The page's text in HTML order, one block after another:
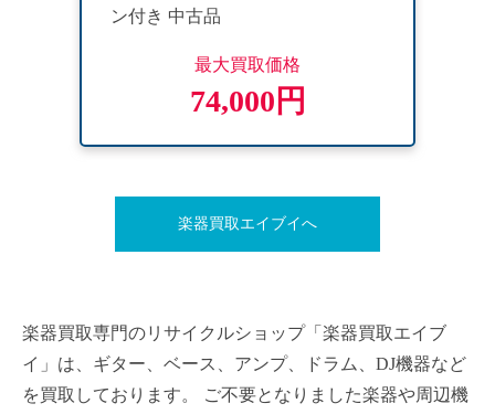
ン付き 中古品
最大買取価格
74,000円
楽器買取エイブイへ
楽器買取専門のリサイクルショップ「楽器買取エイブ
イ」は、ギター、ベース、アンプ、ドラム、DJ機器など
を買取しております。 ご不要となりました楽器や周辺機